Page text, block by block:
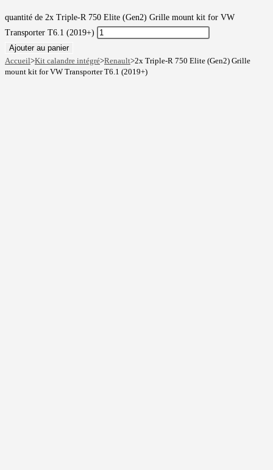
quantité de 2x Triple-R 750 Elite (Gen2) Grille mount kit for VW
Transporter T6.1 (2019+)
Ajouter au panier
Accueil>Kit calandre intégré>Renault>2x Triple-R 750 Elite (Gen2) Grille
mount kit for VW Transporter T6.1 (2019+)